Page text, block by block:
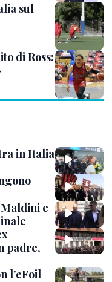
sul
di Ross:
in Italia
e
padre,
l'eFoil